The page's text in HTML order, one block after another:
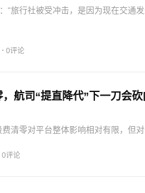
“旅行社被受冲击，是因为现在交通发
· 0评论
航司“提直降代”下一刀会
清零对平台整体影响相对有限，但对
验来看，航司削减代理佣金并不会终
0评论